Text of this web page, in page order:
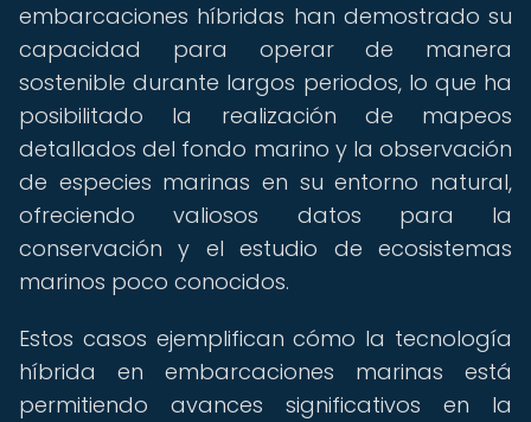
embarcaciones híbridas han demostrado su
capacidad para operar de manera
sostenible durante largos periodos, lo que ha
posibilitado la realización de mapeos
detallados del fondo marino y la observación
de especies marinas en su entorno natural,
ofreciendo valiosos datos para la
conservación y el estudio de ecosistemas
marinos poco conocidos.
Estos casos ejemplifican cómo la tecnología
híbrida en embarcaciones marinas está
permitiendo avances significativos en la